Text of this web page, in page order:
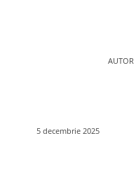
AUTOR
5 decembrie 2025